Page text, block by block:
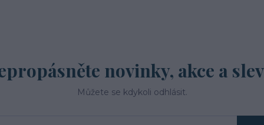
novinky, akce a
Můžete se kdykoli odhlásit.